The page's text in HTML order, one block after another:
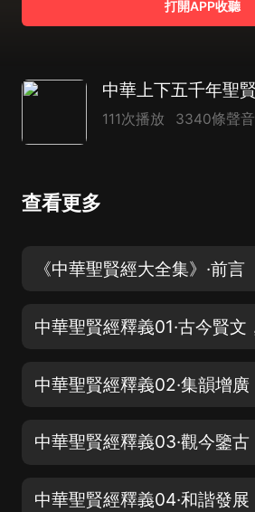
打開APP收聽
111次播放 3340條聲音
查看更多
《中華聖賢經大全集》·前言